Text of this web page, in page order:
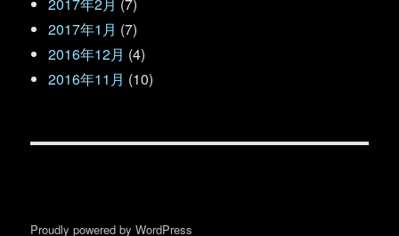
2017年1月 (7)
2016年12月 (4)
2016年11月 (10)
Proudly powered by WordPress